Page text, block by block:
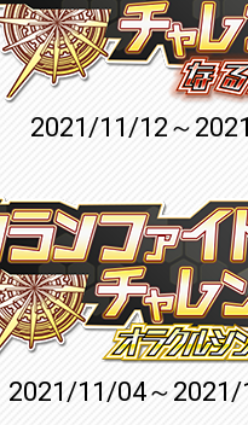
2021/11/12～
2021/11/04～